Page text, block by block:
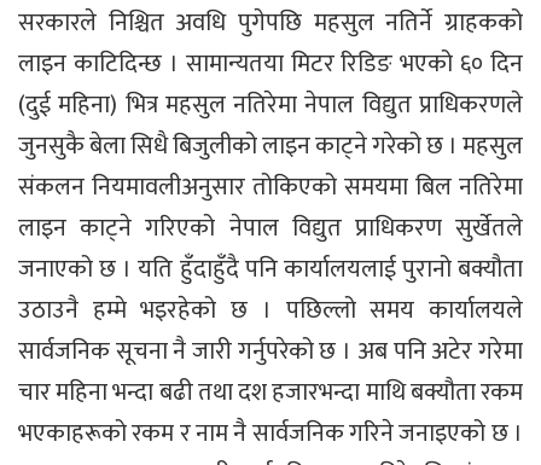
सरकारले निश्चित अवधि पुगेपछि महसुल नतिर्ने ग्राहकको
लाइन काटिदिन्छ । सामान्यतया मिटर रिडिङ भएको ६० दिन
(दुई महिना) भित्र महसुल नतिरेमा नेपाल विद्युत प्राधिकरणले
जुनसुकै बेला सिधै बिजुलीको लाइन काट्ने गरेको छ । महसुल
संकलन नियमावलीअनुसार तोकिएको समयमा बिल नतिरेमा
लाइन काट्ने गरिएको नेपाल विद्युत प्राधिकरण सुर्खेतले
जनाएको छ । यति हुँदाहुँदै पनि कार्यालयलाई पुरानो बक्यौता
उठाउनै हम्मे भइरहेको छ । पछिल्लो समय कार्यालयले
सार्वजनिक सूचना नै जारी गर्नुपरेको छ । अब पनि अटेर गरेमा
चार महिना भन्दा बढी तथा दश हजारभन्दा माथि बक्यौता रकम
भएकाहरूको रकम र नाम नै सार्वजनिक गरिने जनाइएको छ ।